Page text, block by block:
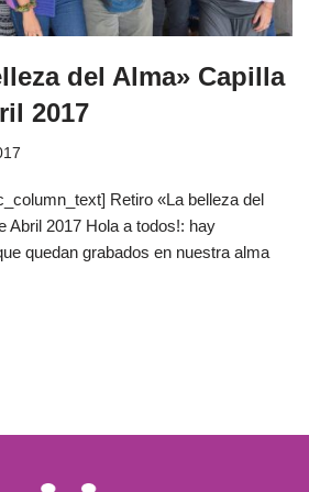
del Alma» Capilla
2017
Retiro «La belleza del
Abril 2017 Hola a todos!: hay
quedan grabados en nuestra alma